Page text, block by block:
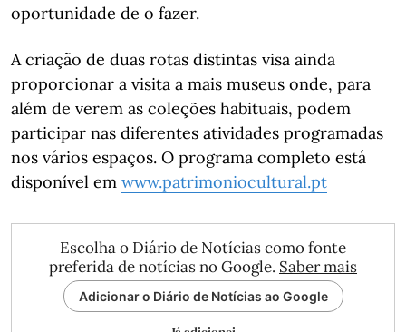
oportunidade de o fazer.
A criação de duas rotas distintas visa ainda
proporcionar a visita a mais museus onde, para
além de verem as coleções habituais, podem
participar nas diferentes atividades programadas
nos vários espaços. O programa completo está
disponível em www.patrimoniocultural.pt
Escolha o Diário de Notícias como fonte
preferida de notícias no Google. Saber mais
Adicionar o Diário de Notícias ao Google